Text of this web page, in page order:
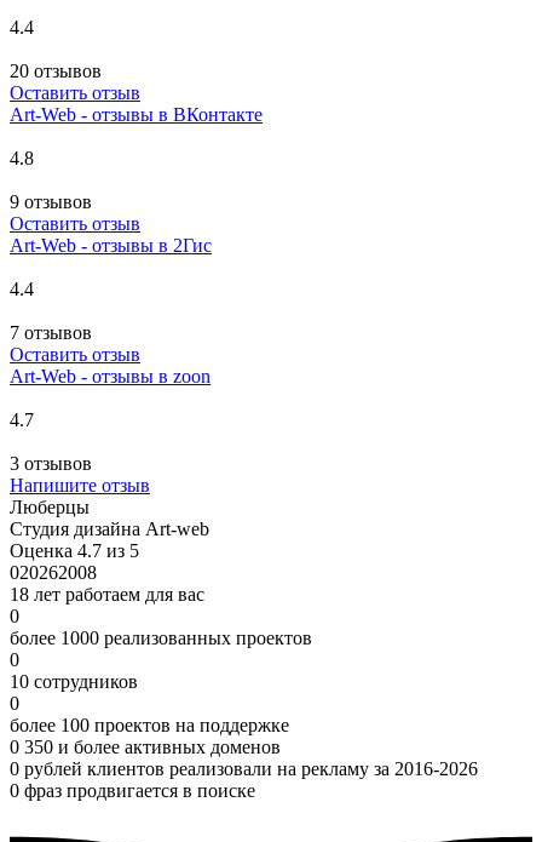
4.4
20 отзывов
Оставить отзыв
Art-Web - отзывы в ВКонтакте
4.8
9 отзывов
Оставить отзыв
Art-Web - отзывы в 2Гис
4.4
7 отзывов
Оставить отзыв
Art-Web - отзывы в zoon
4.7
3 отзывов
Напишите отзыв
Люберцы
Студия дизайна Art-web
Оценка 4.7 из 5
020262008
18 лет работаем для вас
0
более 1000 реализованных проектов
0
10 сотрудников
0
более 100 проектов на поддержке
0 350 и более активных доменов
0 рублей клиентов реализовали на рекламу за 2016-2026
0 фраз продвигается в поиске